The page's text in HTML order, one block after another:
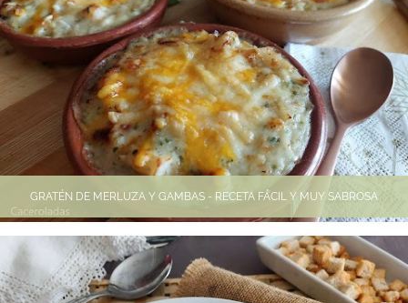
GRATÉN DE MERLUZA Y GAMBAS - RECETA FÁCIL Y MUY SABROSA